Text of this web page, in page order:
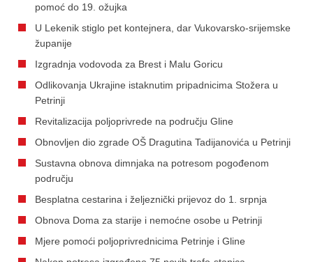
pomoć do 19. ožujka
U Lekenik stiglo pet kontejnera, dar Vukovarsko-srijemske
županije
Izgradnja vodovoda za Brest i Malu Goricu
Odlikovanja Ukrajine istaknutim pripadnicima Stožera u
Petrinji
Revitalizacija poljoprivrede na području Gline
Obnovljen dio zgrade OŠ Dragutina Tadijanovića u Petrinji
Sustavna obnova dimnjaka na potresom pogođenom
području
Besplatna cestarina i željeznički prijevoz do 1. srpnja
Obnova Doma za starije i nemoćne osobe u Petrinji
Mjere pomoći poljoprivrednicima Petrinje i Gline